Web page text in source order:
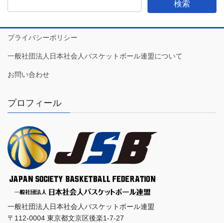
プライバシーポリシー
一般社団法人日本社会人バスケットボール連盟について
お問い合わせ
プロフィール
一般社団法人日本社会人バスケットボール連盟
〒112-0004 東京都文京区後楽1-7-27